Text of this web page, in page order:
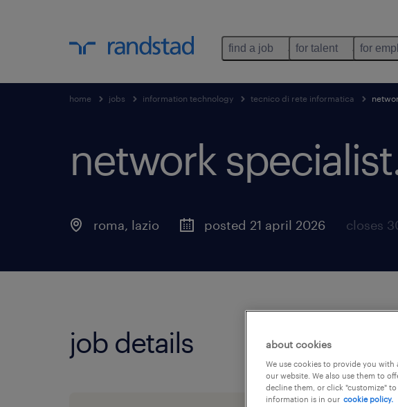
find a job for talent for
home jobs information technology tecnico di rete informatica
network specialist
roma, lazio posted 21 april 2026 closes
job details about cookies
We use cookies to provide you
our website. We also use them to
decline them, or click "customize"
information is in our cookie policy.